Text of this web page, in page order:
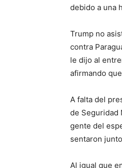
debido a una
Trump no
contra
le dijo al
afirmando
A falta del
de Seguridad
gente del
sentaron
Al igual que